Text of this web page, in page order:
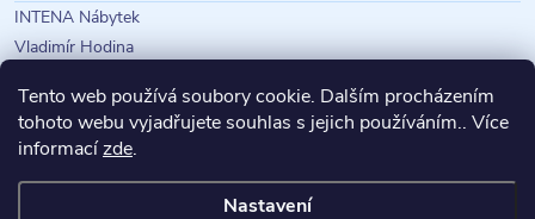
Tento web používá soubory cookie. Dalším procházením
tohoto webu vyjadřujete souhlas s jejich používáním.. Více
informacízde.
Nastavení
INTENA Nábytek
Vladimír Hodina